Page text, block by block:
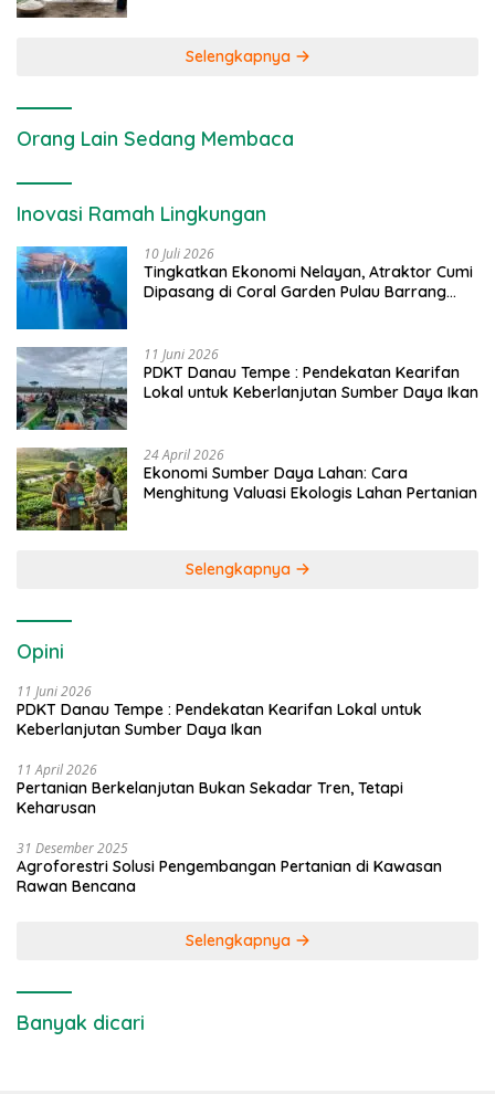
Selengkapnya
Orang Lain Sedang Membaca
Inovasi Ramah Lingkungan
10 Juli 2026
Tingkatkan Ekonomi Nelayan, Atraktor Cumi
Dipasang di Coral Garden Pulau Barrang
11 Juni 2026
PDKT Danau Tempe : Pendekatan Kearifan
Lokal untuk Keberlanjutan Sumber Daya Ikan
24 April 2026
Ekonomi Sumber Daya Lahan: Cara
Menghitung Valuasi Ekologis Lahan Pertanian
Selengkapnya
Opini
11 Juni 2026
PDKT Danau Tempe : Pendekatan Kearifan Lokal untuk
Keberlanjutan Sumber Daya Ikan
11 April 2026
Pertanian Berkelanjutan Bukan Sekadar Tren, Tetapi
Keharusan
31 Desember 2025
Agroforestri Solusi Pengembangan Pertanian di Kawasan
Rawan Bencana
Selengkapnya
Banyak dicari